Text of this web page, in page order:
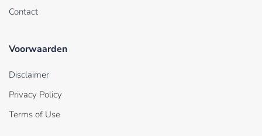
Contact
Voorwaarden
Disclaimer
Privacy Policy
Terms of Use